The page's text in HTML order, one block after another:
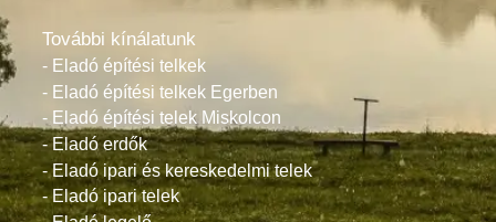
További kínálatunk
- Eladó építési telkek
- Eladó építési telkek Egerben
- Eladó építési telek Miskolcon
- Eladó erdők
- Eladó ipari és kereskedelmi telek
- Eladó ipari telek